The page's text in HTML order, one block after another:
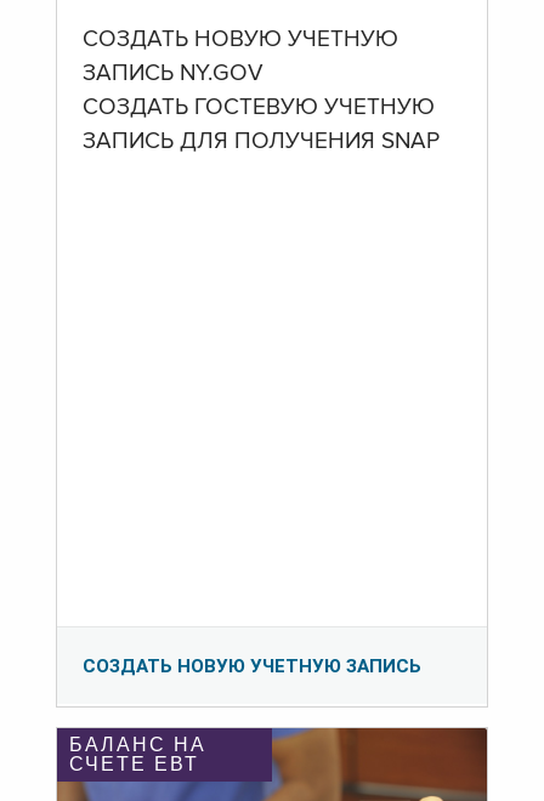
СОЗДАТЬ НОВУЮ УЧЕТНУЮ
ЗАПИСЬ NY.GOV
СОЗДАТЬ ГОСТЕВУЮ УЧЕТНУЮ
ЗАПИСЬ ДЛЯ ПОЛУЧЕНИЯ SNAP
СОЗДАТЬ НОВУЮ УЧЕТНУЮ ЗАПИСЬ
БАЛАНС НА
СЧЕТЕ ЕВТ